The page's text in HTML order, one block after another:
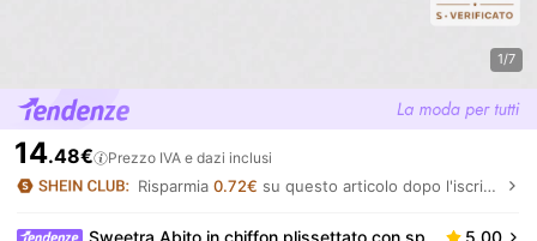
1/7
14.48€ Prezzo IVA e dazi inclusi
Risparmia0.72€ su questo articolo dopo l'iscrizione.
Sweetra Abito in chiffon plissettato con sp
5.00